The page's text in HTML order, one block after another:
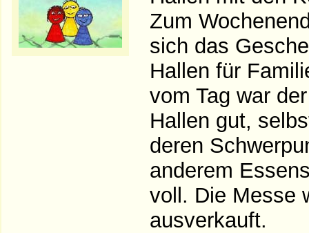
Zum
sich das
Hallen für
vom Tag war
Hallen gut,
deren
anderem
voll. Die Messe
ausverkauft.